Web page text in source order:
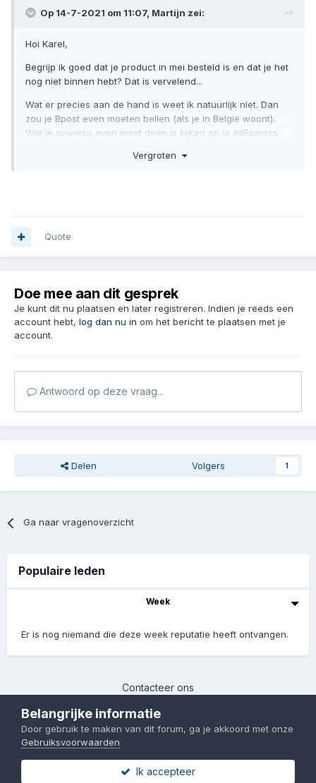
Op 14-7-2021 om 11:07, Martijn zei:
Hoi Karel,
Begrijp ik goed dat je product in mei besteld is en dat je het
nog niet binnen hebt? Dat is vervelend...
Wat er precies aan de hand is weet ik natuurlijk niet. Dan
zou je Bpost even moeten bellen (als je in België woont).
Wat je sowieso even moet doen is kijken op je AliExpress
je kopersbescherming afloopt. Je kunt dan mogelijk nog op
Vergroten
Quote
Doe mee aan dit gesprek
Je kunt dit nu plaatsen en later registreren. Indien je reeds een
account hebt, log dan nu in om het bericht te plaatsen met je
account.
Antwoord op deze vraag...
Delen Volgers 1
Ga naar vragenoverzicht
Populaire leden
Week
Er is nog niemand die deze week reputatie heeft ontvangen.
Contacteer ons
Powered by Invision Community
Belangrijke informatie
Door gebruik te maken van dit forum, ga je akkoord met onze
Gebruiksvoorwaarden
Ik accepteer